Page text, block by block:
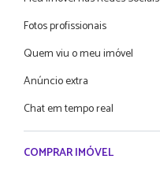
Fotos profissionais
Quem viu o meu imóvel
Anúncio extra
Chat em tempo real
COMPRAR IMÓVEL